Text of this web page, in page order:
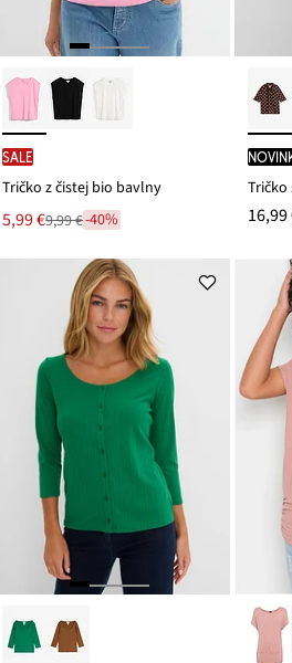
SALE
Tričko z čistej bio bavlny
Nová
cena
je
5,99 €
Zľava 9,99 €-40%
Tričko
16,99